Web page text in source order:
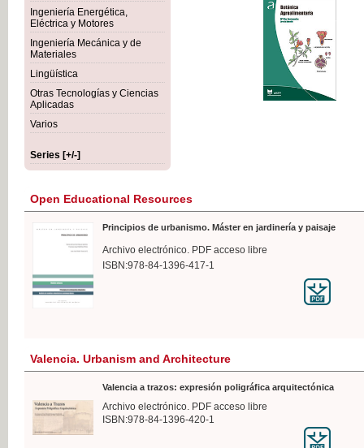
Ingeniería Energética,
Eléctrica y Motores
Ingeniería Mecánica y de
Materiales
Lingüística
Otras Tecnologías y Ciencias
Aplicadas
Varios
Series [+/-]
Open Educational Resources
Principios de urbanismo. Máster en jardinería y paisaje
Archivo electrónico. PDF acceso libre
ISBN:978-84-1396-417-1
Valencia. Urbanism and Architecture
Valencia a trazos: expresión poligráfica arquitectónica
Archivo electrónico. PDF acceso libre
ISBN:978-84-1396-420-1